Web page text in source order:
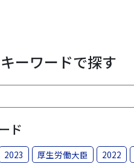
キーワードで探す
ド
2023 厚生労働大臣 2022